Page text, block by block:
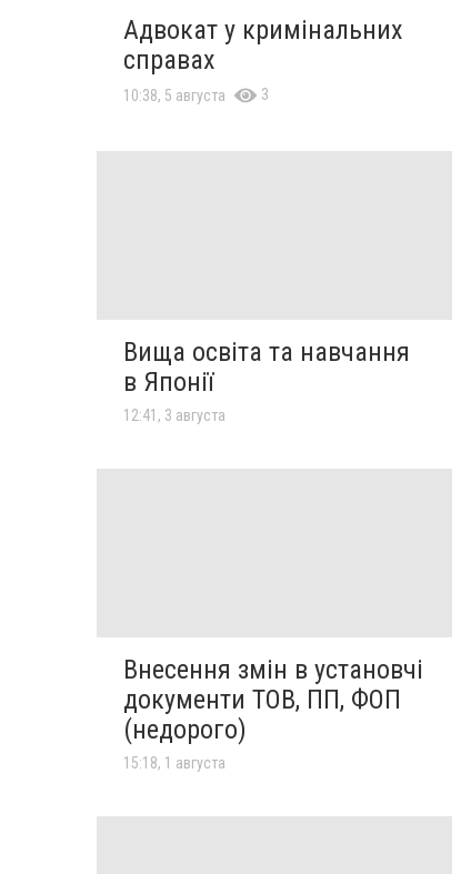
Адвокат у кримінальних
справах
10:38, 5 августа 3
Вища освіта та навчання
в Японії
12:41, 3 августа
Внесення змін в установчі
документи ТОВ, ПП, ФОП
(недорого)
15:18, 1 августа